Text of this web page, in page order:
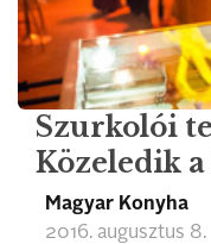
Szurkolói
Közeledik
Magyar Konyha
2016. augusztus 8.